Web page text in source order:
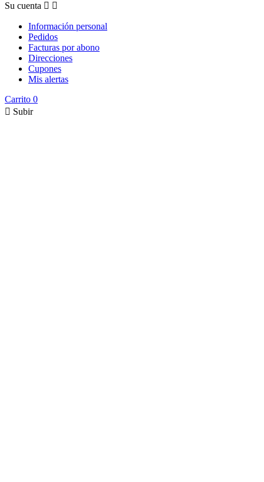
Su cuenta  
Información personal
Pedidos
Facturas por abono
Direcciones
Cupones
Mis alertas
Carrito 0
 Subir